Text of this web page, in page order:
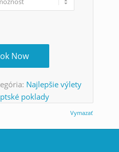
Vymazať
Now
Najlepšie výlety
poklady